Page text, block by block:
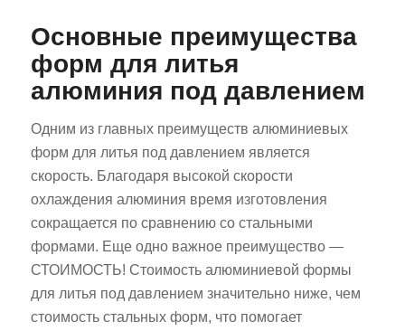
Основные преимущества
форм для литья
алюминия под давлением
Одним из главных преимуществ алюминиевых
форм для литья под давлением является
скорость. Благодаря высокой скорости
охлаждения алюминия время изготовления
сокращается по сравнению со стальными
формами. Еще одно важное преимущество —
СТОИМОСТЬ! Стоимость алюминиевой формы
для литья под давлением значительно ниже, чем
стоимость стальных форм, что помогает